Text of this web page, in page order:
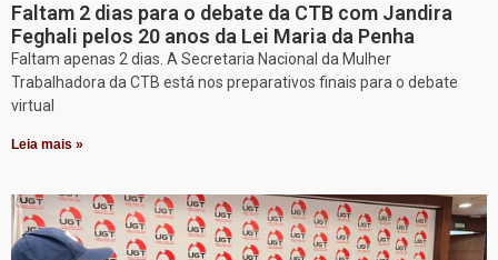
Faltam 2 dias para o debate da CTB com Jandira
Feghali pelos 20 anos da Lei Maria da Penha
Faltam apenas 2 dias. A Secretaria Nacional da Mulher
Trabalhadora da CTB está nos preparativos finais para o debate
virtual
Leia mais »